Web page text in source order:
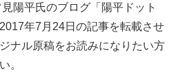
陽平氏のブログ「陽平ドット
年7月24日の記事を転載させ
ナル原稿をお読みになりたい方
。